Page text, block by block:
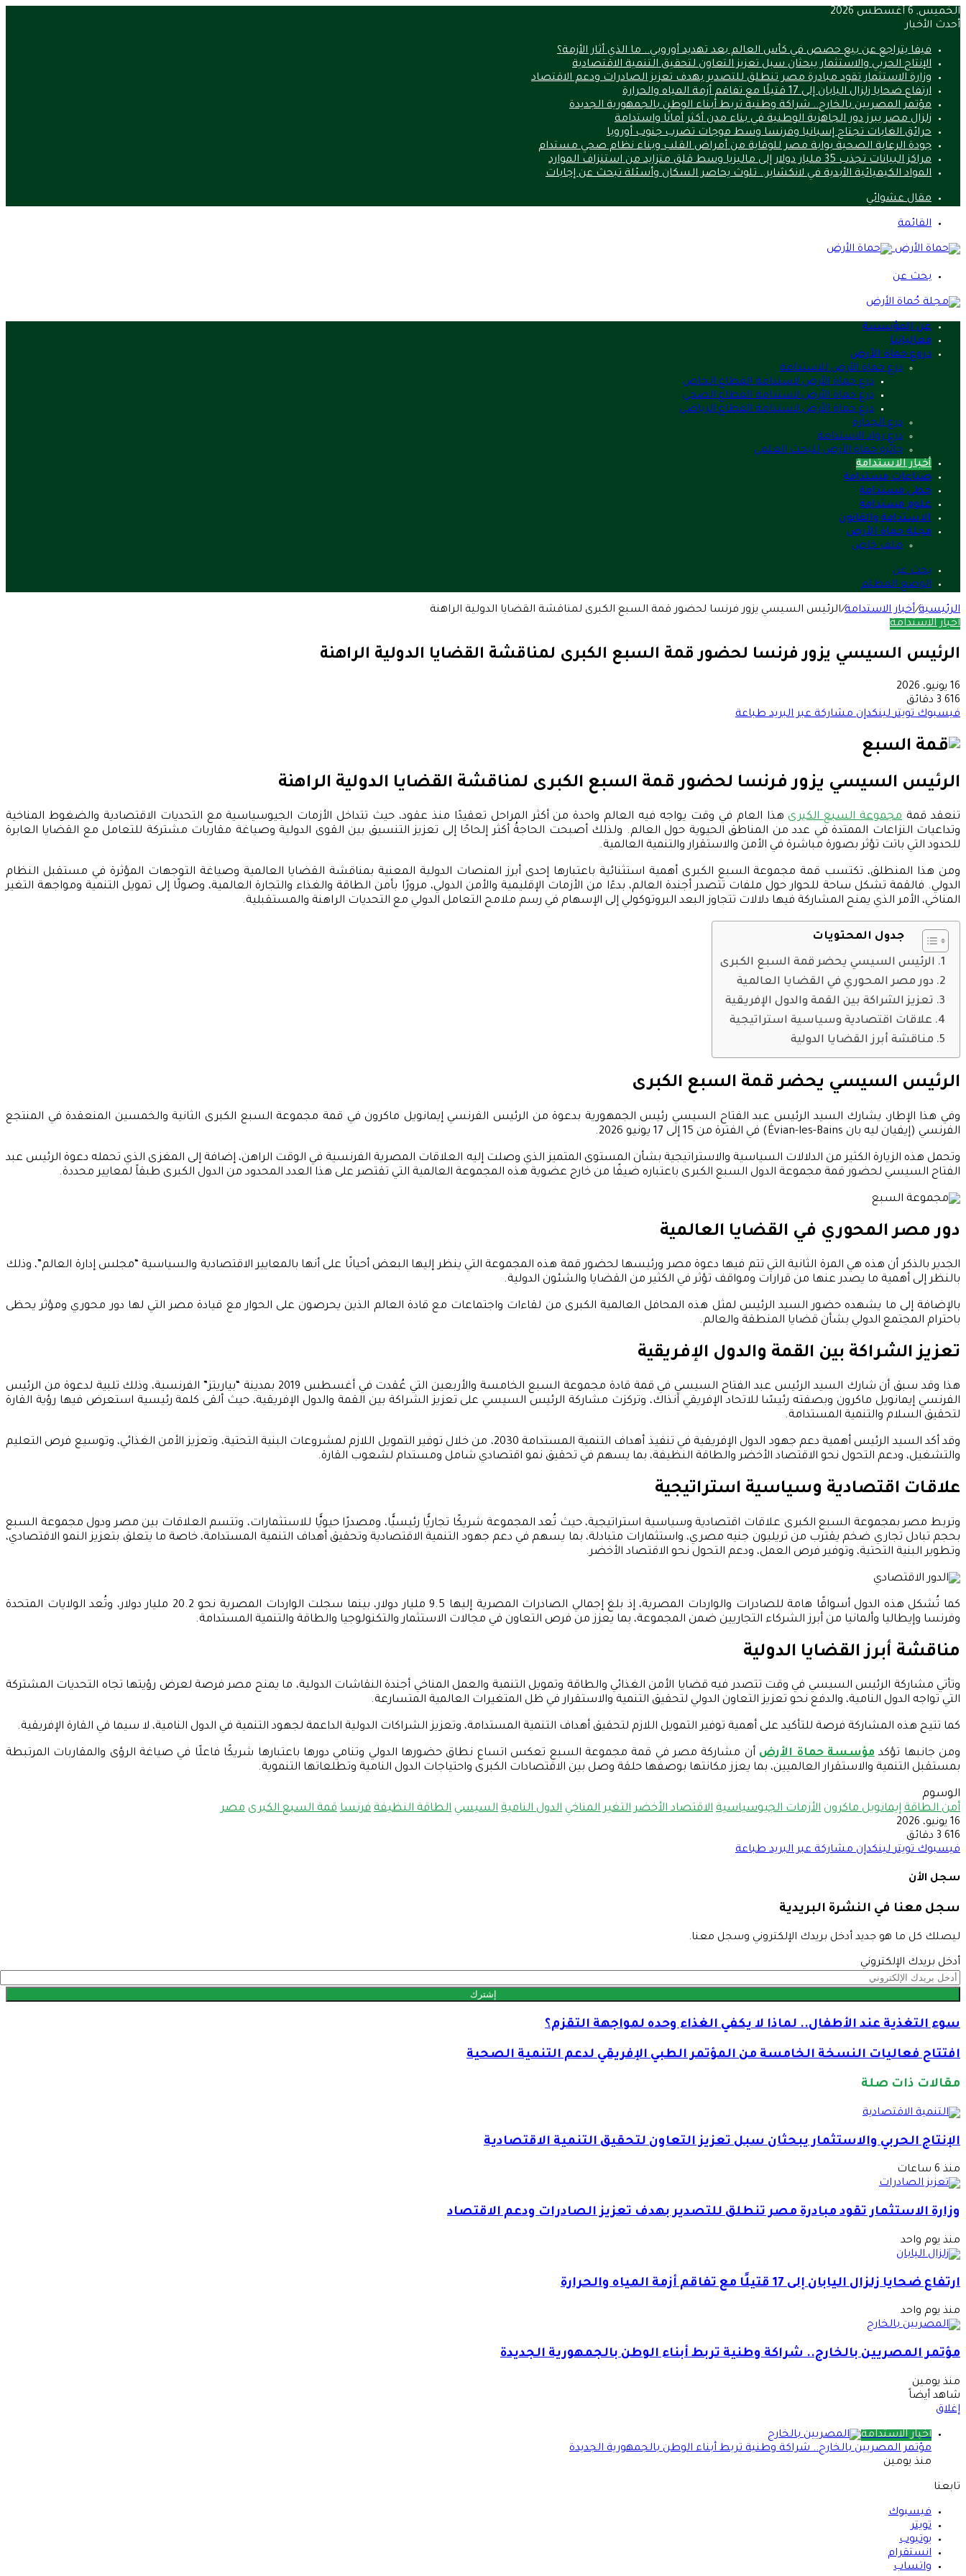
الخميس, 6 أغسطس 2026
أحدث الأخبار
فيفا يتراجع عن بيع حصص في كأس العالم بعد تهديد أوروبي.. ما الذي أثار الأزمة؟
الإنتاج الحربي والاستثمار يبحثان سبل تعزيز التعاون لتحقيق التنمية الاقتصادية
وزارة الاستثمار تقود مبادرة مصر تنطلق للتصدير بهدف تعزيز الصادرات ودعم الاقتصاد
ارتفاع ضحايا زلزال اليابان إلى 17 قتيلًا مع تفاقم أزمة المياه والحرارة
مؤتمر المصريين بالخارج.. شراكة وطنية تربط أبناء الوطن بالجمهورية الجديدة
زلزال مصر يبرز دور الجاهزية الوطنية في بناء مدن أكثر أمانًا واستدامة
حرائق الغابات تجتاح إسبانيا وفرنسا وسط موجات تضرب جنوب أوروبا
جودة الرعاية الصحية بوابة مصر للوقاية من أمراض القلب وبناء نظام صحي مستدام
مراكز البيانات تجذب 35 مليار دولار إلى ماليزيا وسط قلق متزايد من استنزاف الموارد
المواد الكيميائية الأبدية في لانكشاير.. تلوث يحاصر السكان وأسئلة تبحث عن إجابات
مقال عشوائي
القائمة
بحث عن
عن المؤسسة
فعالياتنا
دروع حماة الأرض
درع حماة الأرض للاستدامة
درع حماة الأرض لاستدامة القطاع الخاص
درع حماة الأرض لاستدامة القطاع الصحي
درع حماة الأرض لاستدامة القطاع الرياضي
درع الجدارة
درع رواد الاستدامة
جائزة حماة الأرض للبحث العلمي
أخبار الاستدامة
صناعات مستدامة
خطى مستدامة
علوم مستدامة
الاستدامة والقانون
مجلة حماة الأرض
ملف خاص
بحث عن
الوضع المظلم
الرئيسية/أخبار الاستدامة/الرئيس السيسي يزور فرنسا لحضور قمة السبع الكبرى لمناقشة القضايا الدولية الراهنة
أخبار الاستدامة
الرئيس السيسي يزور فرنسا لحضور قمة السبع الكبرى لمناقشة القضايا الدولية الراهنة
16 يونيو، 2026
616 3 دقائق
فيسبوك تويتر لينكدإن مشاركة عبر البريد طباعة
الرئيس السيسي يزور فرنسا لحضور قمة السبع الكبرى لمناقشة القضايا الدولية الراهنة
تنعقد قمةمجموعة السبع الكبرى هذا العام في وقت يواجه فيه العالم واحدة من أكثر المراحل تعقيدًا منذ عقود، حيث تتداخل الأزمات الجيوسياسية مع التحديات الاقتصادية والضغوط المناخية
وتداعيات النزاعات الممتدة في عدد من المناطق الحيوية حول العالم. ولذلك أصبحت الحاجةُ أكثر إلحاحًا إلى تعزيز التنسيق بين القوى الدولية وصياغة مقاربات مشتركة للتعامل مع القضايا العابرة
للحدود التي باتت تؤثر بصورة مباشرة في الأمن والاستقرار والتنمية العالمية.
ومن هذا المنطلق، تكتسب قمة مجموعة السبع الكبرى أهمية استثنائية باعتبارها إحدى أبرز المنصات الدولية المعنية بمناقشة القضايا العالمية وصياغة التوجهات المؤثرة في مستقبل النظام
الدولي. فالقمة تشكل ساحة للحوار حول ملفات تتصدر أجندة العالم، بدءًا من الأزمات الإقليمية والأمن الدولي، مرورًا بأمن الطاقة والغذاء والتجارة العالمية، وصولًا إلى تمويل التنمية ومواجهة التغير
المناخي، الأمر الذي يمنح المشاركة فيها دلالات تتجاوز البعد البروتوكولي إلى الإسهام في رسم ملامح التعامل الدولي مع التحديات الراهنة والمستقبلية.
جدول المحتويات
الرئيس السيسي يحضر قمة السبع الكبرى
دور مصر المحوري في القضايا العالمية
تعزيز الشراكة بين القمة والدول الإفريقية
علاقات اقتصادية وسياسية استراتيجية
مناقشة أبرز القضايا الدولية
الرئيس السيسي يحضر قمة السبع الكبرى
وفي هذا الإطار، يشارك السيد الرئيس عبد الفتاح السيسي رئيس الجمهورية بدعوة من الرئيس الفرنسي إيمانويل ماكرون في قمة مجموعة السبع الكبرى الثانية والخمسين المنعقدة في المنتجع
الفرنسي (إيفيان ليه بان Évian-les-Bains) في الفترة من 15 إلى 17 يونيو 2026.
وتحمل هذه الزيارة الكثير من الدلالات السياسية والاستراتيجية بشأن المستوى المتميز الذي وصلت إليه العلاقات المصرية الفرنسية في الوقت الراهن، إضافة إلى المغزى الذي تحمله دعوة الرئيس عبد
الفتاح السيسي لحضور قمة مجموعة الدول السبع الكبرى باعتباره ضيفًا من خارج عضوية هذه المجموعة العالمية التي تقتصر على هذا العدد المحدود من الدول الكبرى طبقاً لمعايير محددة.
دور مصر المحوري في القضايا العالمية
الجدير بالذكر أن هذه هي المرة الثانية التي تتم فيها دعوة مصر ورئيسها لحضور قمة هذه المجموعة التي ينظر إليها البعض أحيانًا على أنها بالمعايير الاقتصادية والسياسية “مجلس إدارة العالم”، وذلك
بالنظر إلى أهمية ما يصدر عنها من قرارات ومواقف تؤثر في الكثير من القضايا والشئون الدولية.
بالإضافة إلى ما يشهده حضور السيد الرئيس لمثل هذه المحافل العالمية الكبرى من لقاءات واجتماعات مع قادة العالم الذين يحرصون على الحوار مع قيادة مصر التي لها دور محوري ومؤثر يحظى
باحترام المجتمع الدولي بشأن قضايا المنطقة والعالم.
تعزيز الشراكة بين القمة والدول الإفريقية
هذا وقد سبق أن شارك السيد الرئيس عبد الفتاح السيسي في قمة قادة مجموعة السبع الخامسة والأربعين التي عُقدت في أغسطس 2019 بمدينة “بياريتز” الفرنسية، وذلك تلبية لدعوة من الرئيس
الفرنسي إيمانويل ماكرون وبصفته رئيسًا للاتحاد الإفريقي آنذاك، وتركزت مشاركة الرئيس السيسي على تعزيز الشراكة بين القمة والدول الإفريقية، حيث ألقى كلمة رئيسية استعرض فيها رؤية القارة
لتحقيق السلام والتنمية المستدامة.
وقد أكد السيد الرئيس أهمية دعم جهود الدول الإفريقية في تنفيذ أهداف التنمية المستدامة 2030، من خلال توفير التمويل اللازم لمشروعات البنية التحتية، وتعزيز الأمن الغذائي، وتوسيع فرص التعليم
والتشغيل، ودعم التحول نحو الاقتصاد الأخضر والطاقة النظيفة، بما يسهم في تحقيق نمو اقتصادي شامل ومستدام لشعوب القارة.
علاقات اقتصادية وسياسية استراتيجية
وتربط مصر بمجموعة السبع الكبرى علاقات اقتصادية وسياسية استراتيجية، حيث تُعد المجموعة شريكًا تجاريًّا رئيسيًّا، ومصدرًا حيويًّا للاستثمارات، وتتسم العلاقات بين مصر ودول مجموعة السبع
بحجم تبادل تجاري ضخم يقترب من تريليون جنيه مصري، واستثمارات متبادلة، بما يسهم في دعم جهود التنمية الاقتصادية وتحقيق أهداف التنمية المستدامة، خاصة ما يتعلق بتعزيز النمو الاقتصادي،
وتطوير البنية التحتية، وتوفير فرص العمل، ودعم التحول نحو الاقتصاد الأخضر.
كما تُشكل هذه الدول أسواقًا هامة للصادرات والواردات المصرية، إذ بلغ إجمالي الصادرات المصرية إليها 9.5 مليار دولار، بينما سجلت الواردات المصرية نحو 20.2 مليار دولار، وتُعد الولايات المتحدة
وفرنسا وإيطاليا وألمانيا من أبرز الشركاء التجاريين ضمن المجموعة، بما يعزز من فرص التعاون في مجالات الاستثمار والتكنولوجيا والطاقة والتنمية المستدامة.
مناقشة أبرز القضايا الدولية
وتأتي مشاركة الرئيس السيسي في وقت تتصدر فيه قضايا الأمن الغذائي والطاقة وتمويل التنمية والعمل المناخي أجندة النقاشات الدولية، ما يمنح مصر فرصة لعرض رؤيتها تجاه التحديات المشتركة
التي تواجه الدول النامية، والدفع نحو تعزيز التعاون الدولي لتحقيق التنمية والاستقرار في ظل المتغيرات العالمية المتسارعة.
كما تتيح هذه المشاركة فرصة للتأكيد على أهمية توفير التمويل اللازم لتحقيق أهداف التنمية المستدامة، وتعزيز الشراكات الدولية الداعمة لجهود التنمية في الدول النامية، لا سيما في القارة الإفريقية.
ومن جانبها تؤكدمؤسسة حماة الأرض أن مشاركة مصر في قمة مجموعة السبع تعكس اتساع نطاق حضورها الدولي وتنامي دورها باعتبارها شريكًا فاعلًا في صياغة الرؤى والمقاربات المرتبطة
بمستقبل التنمية والاستقرار العالميين، بما يعزز مكانتها بوصفها حلقة وصل بين الاقتصادات الكبرى واحتياجات الدول النامية وتطلعاتها التنموية.
الوسوم
أمن الطاقة إيمانويل ماكرون الأزمات الجيوسياسية الاقتصاد الأخضر التغير المناخي الدول النامية السيسي الطاقة النظيفة فرنسا قمة السبع الكبرى مصر
16 يونيو، 2026
616 3 دقائق
فيسبوك تويتر لينكدإن مشاركة عبر البريد طباعة
سجل الأن
سجل معنا في النشرة البريدية
ليصلك كل ما هو جديد أدخل بريدك الإلكتروني وسجل معنا.
أدخل بريدك الإلكتروني
سوء التغذية عند الأطفال.. لماذا لا يكفي الغذاء وحده لمواجهة التقزم؟
افتتاح فعاليات النسخة الخامسة من المؤتمر الطبي الإفريقي لدعم التنمية الصحية
مقالات ذات صلة
الإنتاج الحربي والاستثمار يبحثان سبل تعزيز التعاون لتحقيق التنمية الاقتصادية
منذ 6 ساعات
وزارة الاستثمار تقود مبادرة مصر تنطلق للتصدير بهدف تعزيز الصادرات ودعم الاقتصاد
منذ يوم واحد
ارتفاع ضحايا زلزال اليابان إلى 17 قتيلًا مع تفاقم أزمة المياه والحرارة
منذ يوم واحد
مؤتمر المصريين بالخارج.. شراكة وطنية تربط أبناء الوطن بالجمهورية الجديدة
منذ يومين
شاهد أيضاً
إغلاق
أخبار الاستدامة
مؤتمر المصريين بالخارج.. شراكة وطنية تربط أبناء الوطن بالجمهورية الجديدة
منذ يومين
تابعنا
فيسبوك
تويتر
يوتيوب
انستقرام
واتساب